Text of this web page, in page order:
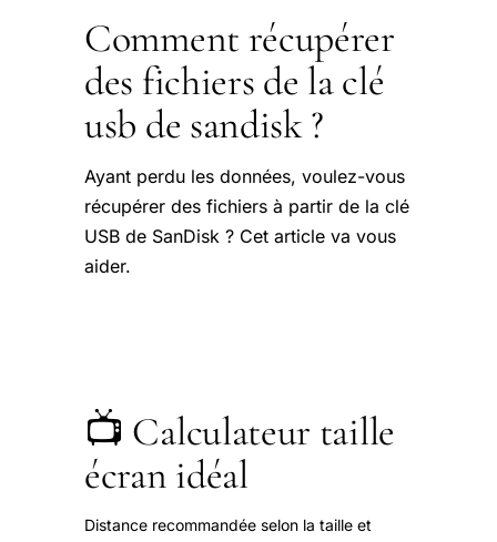
Comment récupérer
des fichiers de la clé
usb de sandisk ?
Ayant perdu les données, voulez-vous
récupérer des fichiers à partir de la clé
USB de SanDisk ? Cet article va vous
aider.
📺 Calculateur taille
écran idéal
Distance recommandée selon la taille et